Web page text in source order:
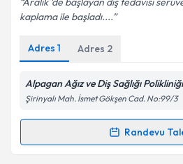
Kişisel verilerimin
Metni'ni okudum ve
kapsamda işlenmesini
Takvim
kaplama ile başladı....
Adres 1 Adres 2
Alpagan Ağız ve Diş Sağlığı Polikliniği
Şirinyalı Mah. İsmet Gökşen Cad. No:99/3
Randevu
Randevu Takvimi Talebi